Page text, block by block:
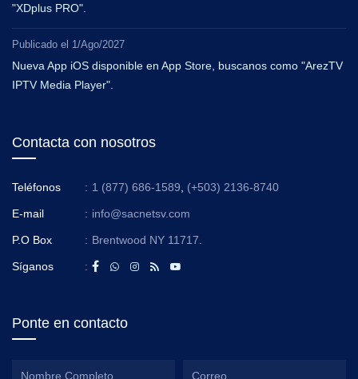
"XDplus PRO".
Publicado el 1/Ago/2027
Nueva App iOS disponible en App Store, buscanos como "ArezTV
IPTV Media Player".
Contacta con nosotros
Teléfonos : 1 (877) 686-1589 (+503) 2136-8740
E-mail : info@sacnetsv.com
P.O Box : Brentwood NY 11717.
Síganos :
Ponte en contacto